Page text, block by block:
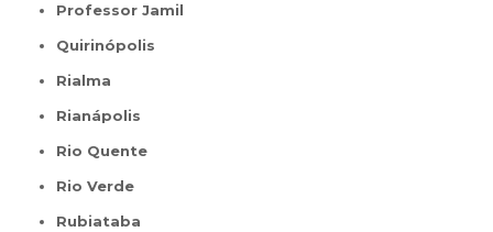
Professor Jamil
Quirinópolis
Rialma
Rianápolis
Rio Quente
Rio Verde
Rubiataba